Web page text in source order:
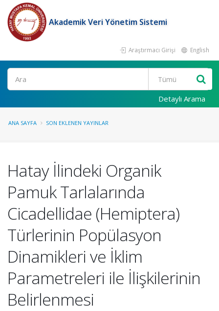
Akademik Veri Yönetim Sistemi
Araştırmacı Girişi English
Ara
Detaylı Arama
ANA SAYFA SON EKLENEN YAYINLAR
Hatay İlindeki Organik
Pamuk Tarlalarında
Cicadellidae (Hemiptera)
Türlerinin Popülasyon
Dinamikleri ve İklim
Parametreleri ile İlişkilerinin
Belirlenmesi